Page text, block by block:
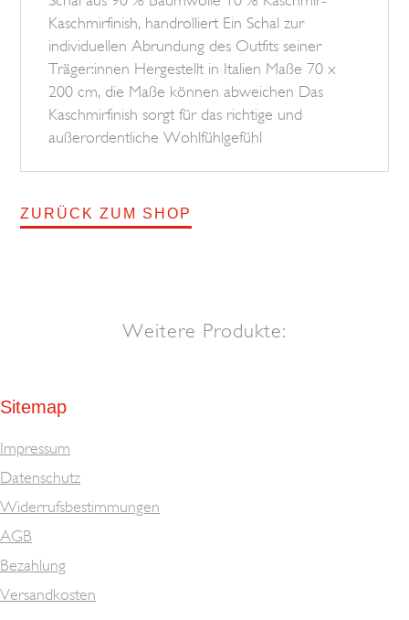
Kaschmirfinish, handrolliert Ein Schal zur
individuellen Abrundung des Outfits seiner
Träger:innen Hergestellt in Italien Maße 70 x
200 cm, die Maße können abweichen Das
Kaschmirfinish sorgt für das richtige und
außerordentliche Wohlfühlgefühl
ZURÜCK ZUM SHOP
Weitere Produkte:
Sitemap
Impressum
Datenschutz
Widerrufsbestimmungen
AGB
Bezahlung
Versandkosten